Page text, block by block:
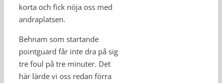
korta och fick nöja oss med
andraplatsen.
Behnam som startande
pointguard får inte dra på sig
tre foul på tre minuter. Det
här lärde vi oss redan förra